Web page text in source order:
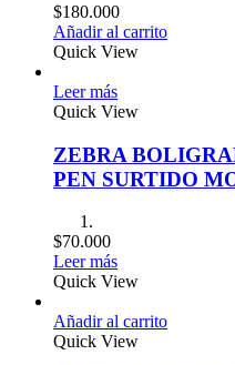
$180.000
Añadir al carrito
Quick View
Leer más
Quick View
ZEBRA
PEN SURTIDO
$70.000
Leer más
Quick View
Añadir al carrito
Quick View